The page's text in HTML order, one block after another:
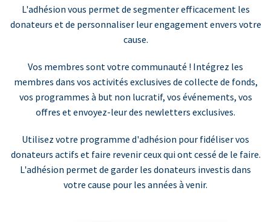
L'adhésion vous permet de segmenter efficacement les
donateurs et de personnaliser leur engagement envers votre
cause.
Vos membres sont votre communauté ! Intégrez les
membres dans vos activités exclusives de collecte de fonds,
vos programmes à but non lucratif, vos événements, vos
offres et envoyez-leur des newletters exclusives.
Utilisez votre programme d'adhésion pour fidéliser vos
donateurs actifs et faire revenir ceux qui ont cessé de le faire.
L'adhésion permet de garder les donateurs investis dans
votre cause pour les années à venir.